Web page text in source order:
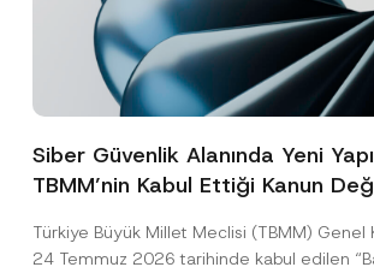
Siber Güvenlik Alanında Yeni
TBMM’nin Kabul Ettiği Kanun
Türkiye Büyük Millet Meclisi (TBMM) Genel
24 Temmuz 2026 tarihinde kabul edilen